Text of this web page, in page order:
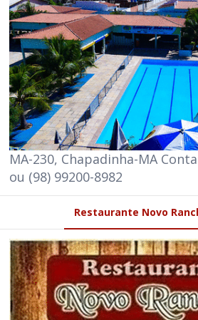
MA-230, Chapadinha-MA
ou (98) 99200-8982
Restaurante Novo